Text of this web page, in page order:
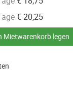
€20,25
Mietwarenkorb legen